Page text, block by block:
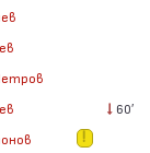
60′